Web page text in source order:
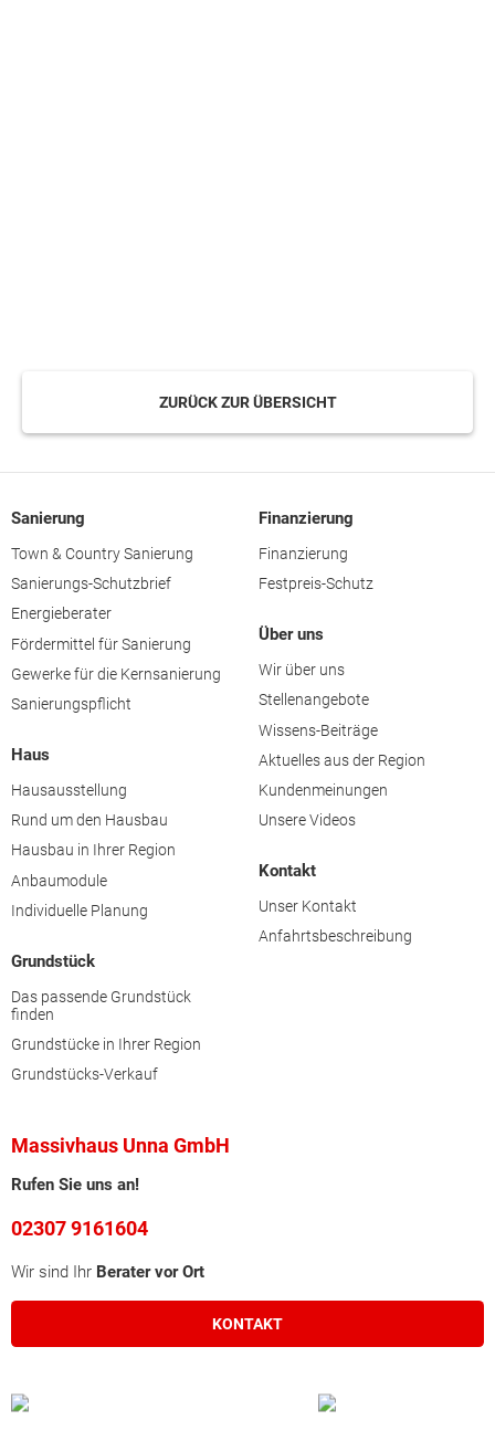
ZURÜCK ZUR ÜBERSICHT
Sanierung
Town & Country Sanierung
Sanierungs-Schutzbrief
Energieberater
Fördermittel für Sanierung
Gewerke für die Kernsanierung
Sanierungspflicht
Haus
Hausausstellung
Rund um den Hausbau
Hausbau in Ihrer Region
Anbaumodule
Individuelle Planung
Grundstück
Das passende Grundstück
finden
Grundstücke in Ihrer Region
Grundstücks-Verkauf
Finanzierung
Finanzierung
Festpreis-Schutz
Über uns
Wir über uns
Stellenangebote
Wissens-Beiträge
Aktuelles aus der Region
Kundenmeinungen
Unsere Videos
Kontakt
Unser Kontakt
Anfahrtsbeschreibung
Massivhaus Unna GmbH
Rufen Sie uns an!
02307 9161604
Wir sind Ihr Berater vor Ort
KONTAKT